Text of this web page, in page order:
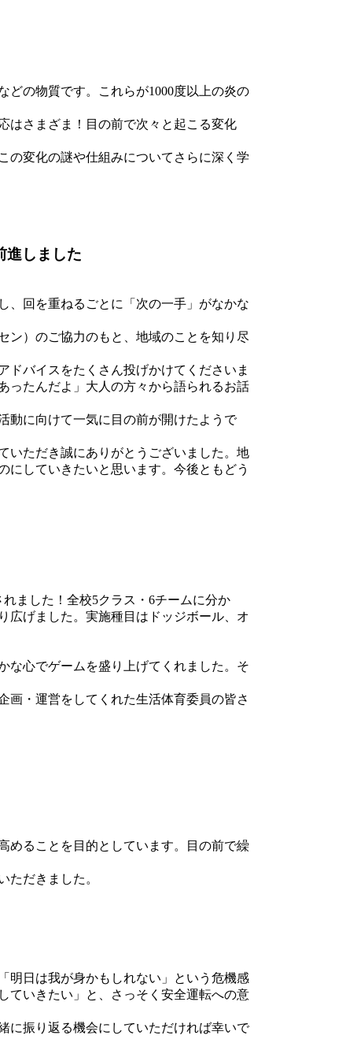
どの物質です。これらが1000度以上の炎の
はさまざま！目の前で次々と起こる変化
の変化の謎や仕組みについてさらに深く学
進しました
、回を重ねるごとに「次の一手」がなかな
ン）のご協力のもと、地域のことを知り尽
ドバイスをたくさん投げかけてくださいま
ったんだよ」大人の方々から語られるお話
動に向けて一気に目の前が開けたようで
いただき誠にありがとうございました。地
にしていきたいと思います。今後ともどう
ました！全校5クラス・6チームに分か
広げました。実施種目はドッジボール、オ
な心でゲームを盛り上げてくれました。そ
画・運営をしてくれた生活体育委員の皆さ
めることを目的としています。目の前で繰
ただきました。
明日は我が身かもしれない」という危機感
ていきたい」と、さっそく安全運転への意
に振り返る機会にしていただければ幸いで